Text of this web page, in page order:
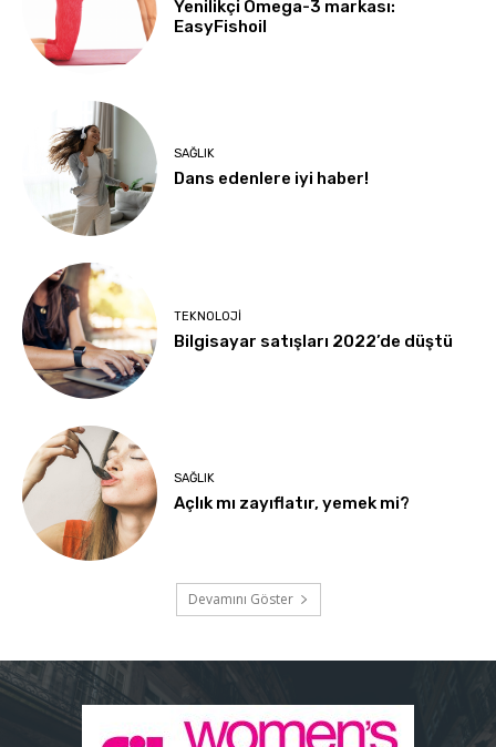
Yenilikçi Omega-3 markası:
EasyFishoil
SAĞLIK
Dans edenlere iyi haber!
TEKNOLOJI
Bilgisayar satışları 2022’de düştü
SAĞLIK
Açlık mı zayıflatır, yemek mi?
Devamını Göster